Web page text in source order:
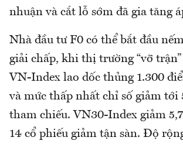
nhuận và cắt lỗ sớm đã gia tăng
Nhà đầu tư F0 có thể bắt đầu
giải chấp, khi thị trường “vỡ
VN-Index lao dốc thủng 1.300
và mức thấp nhất chỉ số giảm tới
tham chiếu. VN30-Index giảm
14 cổ phiếu giảm tận sàn. Độ